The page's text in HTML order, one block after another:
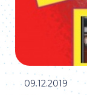
09.12.2019